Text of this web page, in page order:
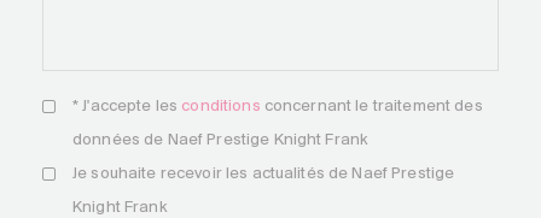
* J'accepte les conditions concernant le traitement des
données de Naef Prestige Knight Frank
Je souhaite recevoir les actualités de Naef Prestige
Knight Frank